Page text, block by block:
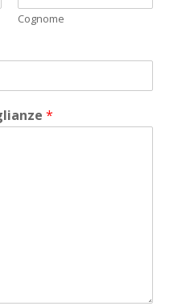
Cognome
*